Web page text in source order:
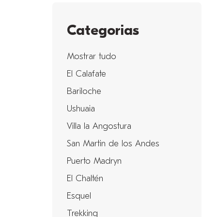
Categorias
Mostrar tudo
El Calafate
Bariloche
Ushuaia
Villa la Angostura
San Martin de los Andes
Puerto Madryn
El Chaltén
Esquel
Trekking